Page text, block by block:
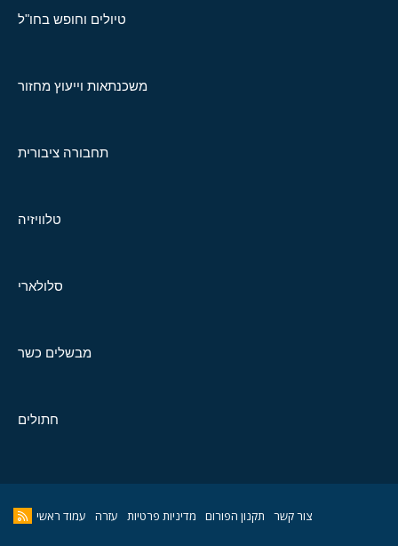
טיולים וחופש בחו"ל
משכנתאות וייעוץ מחזור
תחבורה ציבורית
טלוויזיה
סלולארי
מבשלים כשר
חתולים
צור קשר תקנון הפורום מדיניות פרטיות עזרה עמוד ראשי